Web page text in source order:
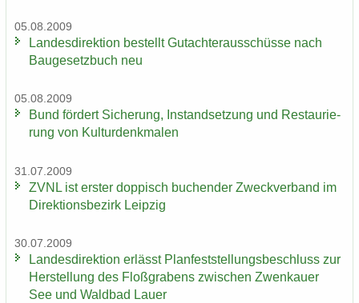
05.08.2009
Lan­des­di­rek­ti­on be­stellt Gut­ach­ter­aus­schüs­se nach
Bau­ge­setz­buch neu
05.08.2009
Bund för­dert Si­che­rung, In­stand­set­zung und Re­stau­rie­
rung von Kul­tur­denk­ma­len
31.07.2009
ZVNL ist ers­ter dop­pisch bu­chen­der Zweck­ver­band im
Di­rek­ti­ons­be­zirk Leip­zig
30.07.2009
Lan­des­di­rek­ti­on er­lässt Plan­fest­stel­lungs­be­schluss zur
Her­stel­lung des Floß­gra­bens zwi­schen Zwenkau­er
See und Wald­bad Lauer